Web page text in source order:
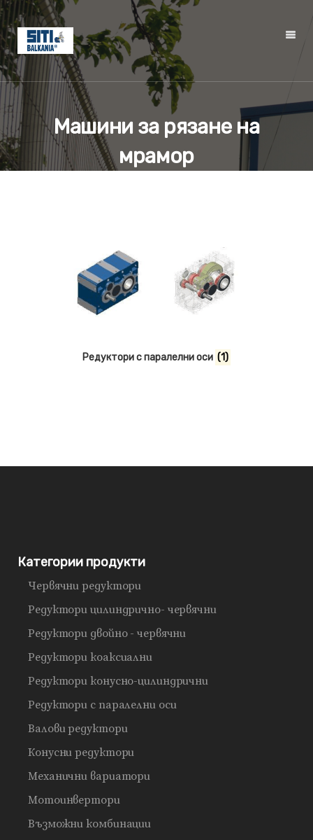
Машини за рязане на
мрамор
Редуктори с паралелни оси (1)
Категории продукти
Червячни редуктори
Редуктори цилиндрично- червячни
Редуктори двойно - червячни
Редуктори коаксиални
Редуктори конусно-цилиндрични
Редуктори с паралелни оси
Валови редуктори
Конусни редуктори
Механични вариатори
Мотоинвертори
Възможни комбинации